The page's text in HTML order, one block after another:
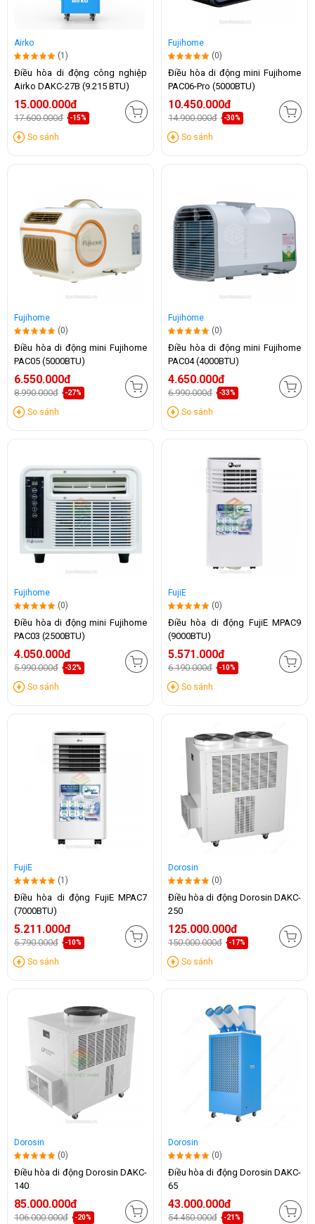
Airko
(1)
Điều hòa di động công nghiệp
Airko DAKC-27B (9.215 BTU)
15.000.000đ
17.600.000đ -15%
So sánh
Fujihome
(0)
Điều hòa di động mini Fujihome
PAC06-Pro (5000BTU)
10.450.000đ
14.900.000đ -30%
So sánh
Fujihome
(0)
Điều hòa di động mini Fujihome
PAC05 (5000BTU)
6.550.000đ
8.990.000đ -27%
So sánh
Fujihome
(0)
Điều hòa di động mini Fujihome
PAC04 (4000BTU)
4.650.000đ
6.990.000đ -33%
So sánh
Fujihome
(0)
Điều hòa di động mini Fujihome
PAC03 (2500BTU)
4.050.000đ
5.990.000đ -32%
So sánh
FujiE
(0)
Điều hòa di động FujiE MPAC9
(9000BTU)
5.571.000đ
6.190.000đ -10%
So sánh
FujiE
(1)
Điều hòa di động FujiE MPAC7
(7000BTU)
5.211.000đ
5.790.000đ -10%
So sánh
Dorosin
(0)
Điều hòa di động Dorosin DAKC-
250
125.000.000đ
150.000.000đ -17%
So sánh
Dorosin
(0)
Điều hòa di động Dorosin DAKC-
140
85.000.000đ
106.000.000đ -20%
Dorosin
(0)
Điều hòa di động Dorosin DAKC-
65
43.000.000đ
54.450.000đ -21%